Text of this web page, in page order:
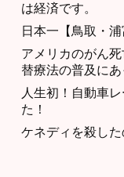
は経済です。
日本一【鳥取・
アメリカのがん
替療法の普及にあ
人生初！自動車
た！
ケネディを殺し